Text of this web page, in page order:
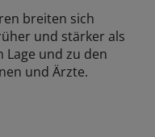
breiten sich
und stärker als
Lage und zu den
und Ärzte.